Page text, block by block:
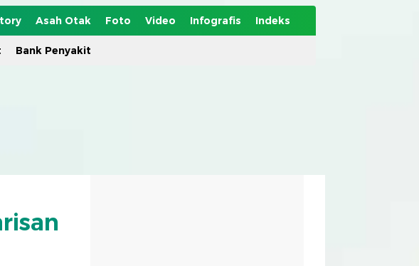
Asah Otak Foto Video Infografis Indeks
Bank Penyakit